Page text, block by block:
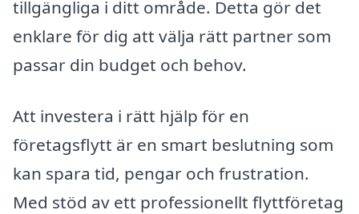
tillgängliga i ditt område. Detta gör det
enklare för dig att välja rätt partner som
passar din budget och behov.
Att investera i rätt hjälp för en
företagsflytt är en smart beslutning som
kan spara tid, pengar och frustration.
Med stöd av ett professionellt flyttföretag